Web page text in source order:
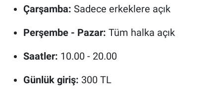
Çarşamba: Sadece erkeklere açık
Perşembe - Pazar: Tüm halka açık
Saatler: 10.00 - 20.00
Günlük giriş: 300 TL